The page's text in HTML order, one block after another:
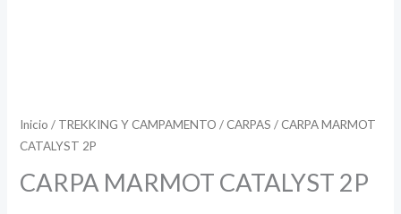
Inicio / TREKKING Y CAMPAMENTO / CARPAS / CARPA MARMOT
CATALYST 2P
CARPA MARMOT CATALYST 2P